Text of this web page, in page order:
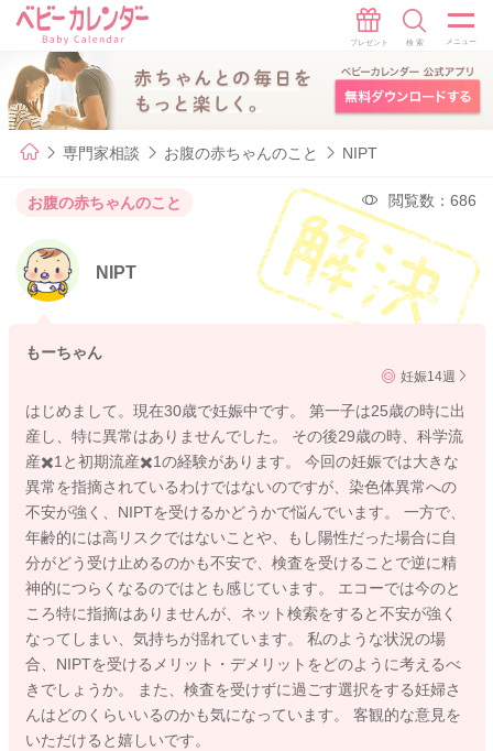
専門家相談 お腹の赤ちゃんのこと NIPT
お腹の赤ちゃんのこと 閲覧数：686
NIPT
もーちゃん
妊娠14週
はじめまして。現在30歳で妊娠中です。 第一子は25歳の時に出
産し、特に異常はありませんでした。 その後29歳の時、科学流
産✖️1と初期流産✖️1の経験があります。 今回の妊娠では大きな
異常を指摘されているわけではないのですが、染色体異常への
不安が強く、NIPTを受けるかどうかで悩んでいます。 一方で、
年齢的には高リスクではないことや、もし陽性だった場合に自
分がどう受け止めるのかも不安で、検査を受けることで逆に精
神的につらくなるのではとも感じています。 エコーでは今のと
ころ特に指摘はありませんが、ネット検索をすると不安が強く
なってしまい、気持ちが揺れています。 私のような状況の場
合、NIPTを受けるメリット・デメリットをどのように考えるべ
きでしょうか。 また、検査を受けずに過ごす選択をする妊婦さ
んはどのくらいいるのかも気になっています。 客観的な意見を
いただけると嬉しいです。